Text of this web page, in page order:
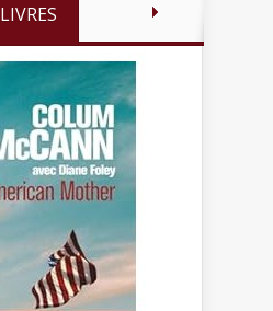
LIVRES